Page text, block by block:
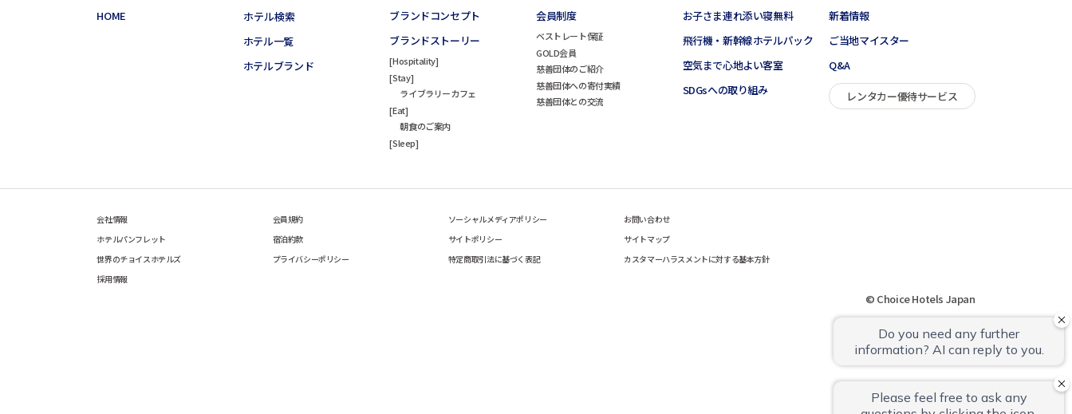
HOME
ホテル検索
ホテル一覧
ホテルブランド
ブランドコンセプト
ブランドストーリー
Hospitality
Stay
ライブラリーカフェ
Eat
朝食のご案内
Sleep
会員制度
ベストレート保証
GOLD会員
慈善団体のご紹介
慈善団体への寄付実績
慈善団体との交流
お子さま連れ添い寝無料
飛行機・新幹線ホテルパック
空気まで心地よい客室
SDGsへの取り組み
新着情報
ご当地マイスター
Q&A
レンタカー優待サービス
会社情報 会員規約 ソーシャルメディアポリシー
お問い合わせ
ホテルパンフレット
宿泊約款 サイトポリシー
サイトマップ
世界のチョイスホテルズ
プライバシーポリシー 特定商取引法に基づく表記
カスタマーハラスメントに対する基本方針
採用情報
© Choice Hotels Japan